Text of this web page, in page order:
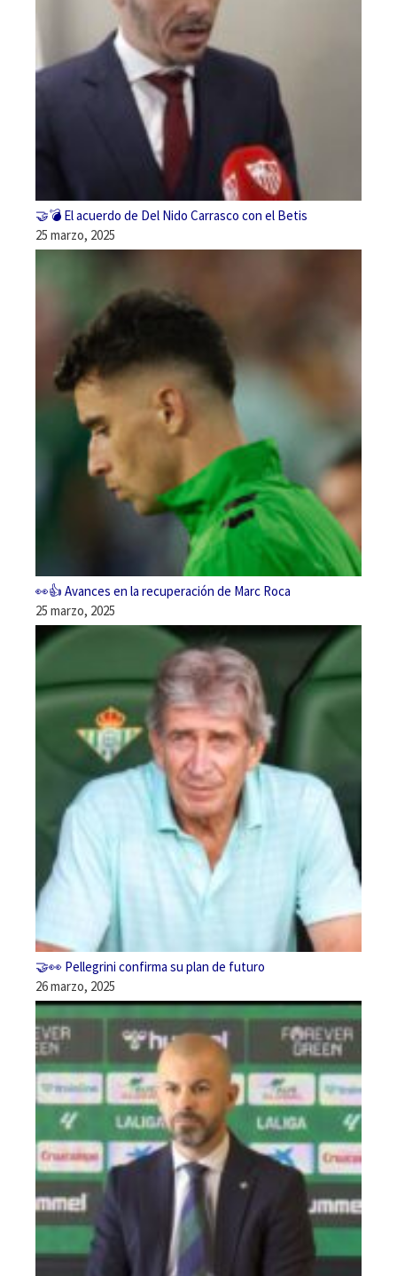
🤝💣 El acuerdo de Del Nido Carrasco con el Betis
25 marzo, 2025
👀👍 Avances en la recuperación de Marc Roca
25 marzo, 2025
🤝👀 Pellegrini confirma su plan de futuro
26 marzo, 2025